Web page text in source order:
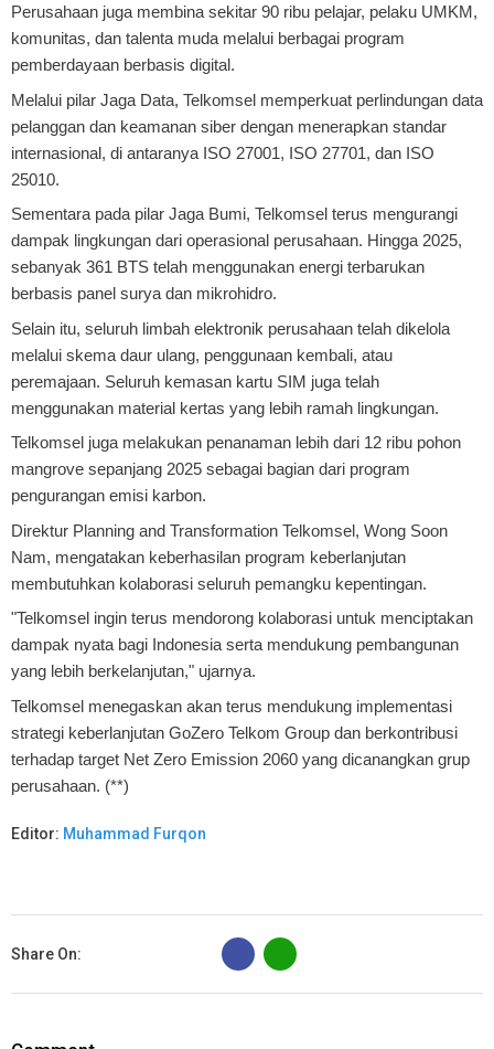
Perusahaan juga membina sekitar 90 ribu pelajar, pelaku UMKM,
komunitas, dan talenta muda melalui berbagai program
pemberdayaan berbasis digital.
Melalui pilar Jaga Data, Telkomsel memperkuat perlindungan data
pelanggan dan keamanan siber dengan menerapkan standar
internasional, di antaranya ISO 27001, ISO 27701, dan ISO
25010.
Sementara pada pilar Jaga Bumi, Telkomsel terus mengurangi
dampak lingkungan dari operasional perusahaan. Hingga 2025,
sebanyak 361 BTS telah menggunakan energi terbarukan
berbasis panel surya dan mikrohidro.
Selain itu, seluruh limbah elektronik perusahaan telah dikelola
melalui skema daur ulang, penggunaan kembali, atau
peremajaan. Seluruh kemasan kartu SIM juga telah
menggunakan material kertas yang lebih ramah lingkungan.
Telkomsel juga melakukan penanaman lebih dari 12 ribu pohon
mangrove sepanjang 2025 sebagai bagian dari program
pengurangan emisi karbon.
Direktur Planning and Transformation Telkomsel, Wong Soon
Nam, mengatakan keberhasilan program keberlanjutan
membutuhkan kolaborasi seluruh pemangku kepentingan.
"Telkomsel ingin terus mendorong kolaborasi untuk menciptakan
dampak nyata bagi Indonesia serta mendukung pembangunan
yang lebih berkelanjutan," ujarnya.
Telkomsel menegaskan akan terus mendukung implementasi
strategi keberlanjutan GoZero Telkom Group dan berkontribusi
terhadap target Net Zero Emission 2060 yang dicanangkan grup
perusahaan. (**)
Editor: Muhammad Furqon
Share On:
B